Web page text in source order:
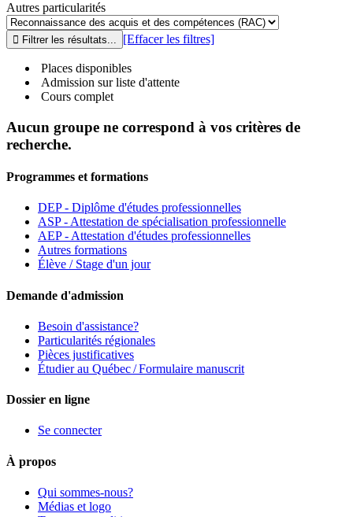
Autres particularités
[Effacer les filtres]
Places disponibles
Admission sur liste d'attente
Cours complet
Aucun groupe ne correspond à vos critères de
recherche.
Programmes et formations
DEP - Diplôme d'études professionnelles
ASP - Attestation de spécialisation professionnelle
AEP - Attestation d'études professionnelles
Autres formations
Élève / Stage d'un jour
Demande d'admission
Besoin d'assistance?
Particularités régionales
Pièces justificatives
Étudier au Québec / Formulaire manuscrit
Dossier en ligne
Se connecter
À propos
Qui sommes-nous?
Médias et logo